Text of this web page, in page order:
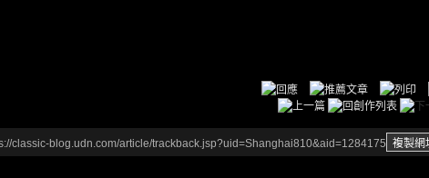
classic-blog.udn.com/article/trackback.jsp?uid=Shanghai810&aid=1284175